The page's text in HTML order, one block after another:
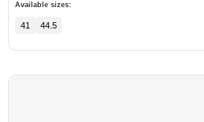
Available sizes:
41 44.5